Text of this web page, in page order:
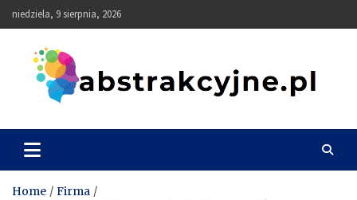
Skip
to
niedziela, 9 sierpnia, 2026
Abstrakcyjne
Home
Firma